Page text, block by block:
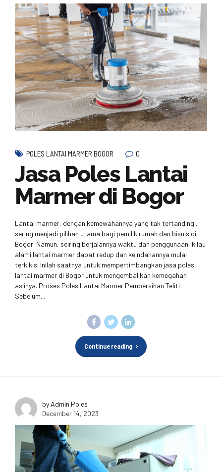
POLES LANTAI MARMER BOGOR 0
Jasa Poles Lantai
Marmer di Bogor
Lantai marmer, dengan kemewahannya yang tak tertandingi,
sering menjadi pilihan utama bagi pemilik rumah dan bisnis di
Bogor. Namun, seiring berjalannya waktu dan penggunaan, kilau
alami lantai marmer dapat redup dan keindahannya mulai
terkikis. Inilah saatnya untuk mempertimbangkan jasa poles
lantai marmer di Bogor untuk mengembalikan kemegahan
aslinya. Proses Poles Lantai Marmer Pembersihan Teliti:
Sebelum...
Continue reading
by Admin Poles
December 14, 2023